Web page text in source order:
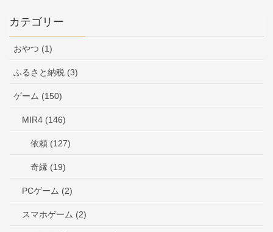
カテゴリー
おやつ (1)
ふるさと納税 (3)
ゲーム (150)
MIR4 (146)
依頼 (127)
奇縁 (19)
PCゲーム (2)
スマホゲーム (2)